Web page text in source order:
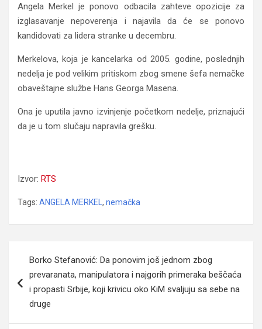
Angela Merkel je ponovo odbacila zahteve opozicije za
izglasavanje nepoverenja i najavila da će se ponovo
kandidovati za lidera stranke u decembru.
Merkelova, koja je kancelarka od 2005. godine, poslednjih
nedelja je pod velikim pritiskom zbog smene šefa nemačke
obaveštajne službe Hans Georga Masena.
Ona je uputila javno izvinjenje početkom nedelje, priznajući
da je u tom slučaju napravila grešku.
Izvor: RTS
Tags: ANGELA MERKEL , nemačka
članaka
Borko Stefanović: Da ponovim još jednom zbog
prevaranata, manipulatora i najgorih primeraka beščaća
i propasti Srbije, koji krivicu oko KiM svaljuju sa sebe na
druge